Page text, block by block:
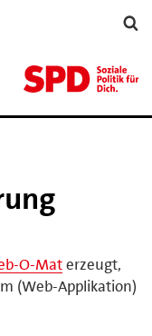
O-Materzeugt,
(Web-Applikation)